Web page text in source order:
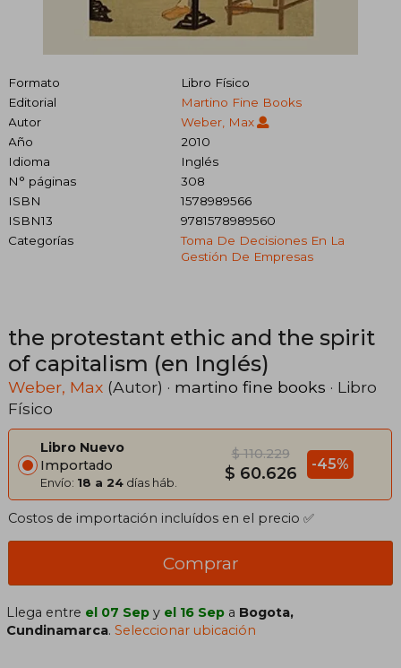
Formato
Libro Físico
Editorial
Martino Fine Books
Autor
Weber, Max
Año
2010
Idioma
Inglés
N° páginas
308
ISBN
1578989566
ISBN13
9781578989560
Categorías
Toma De Decisiones En La
Gestión De Empresas
the protestant ethic and the spirit
of capitalism (en Inglés)
Weber, Max (Autor) · martino fine books · Libro
Físico
Libro Nuevo
Importado
Envío: 18 a 24 días háb.
$ 110.229
$ 60.626 -45%
Costos de importación incluídos en el precio ✅
Comprar
Llega entre el 07 Sep y el 16 Sep a Bogota,
Cundinamarca.Seleccionar ubicación